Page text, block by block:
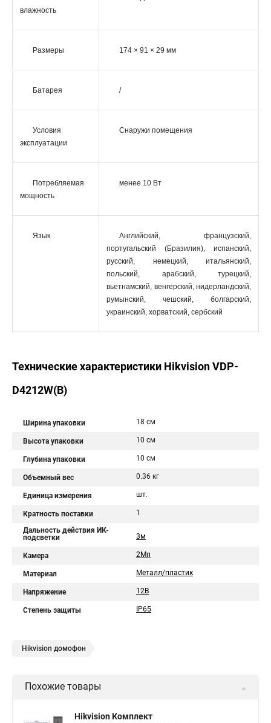
влажность
Размеры 174 × 91 × 29 мм
Батарея /
Условия
эксплуатации
Снаружи помещения
Потребляемая
мощность
менее 10 Вт
Язык
Английский, французский,
португальский (Бразилия), испанский,
русский, немецкий, итальянский,
польский, арабский, турецкий,
вьетнамский, венгерский, нидерландский,
румынский, чешский, болгарский,
украинский, хорватский, сербский
Технические характеристики Hikvision VDP-
D4212W(B)
Ширина упаковки 18 см
Высота упаковки 10 см
Глубина упаковки 10 см
Объемный вес 0.36 кг
Единица измерения шт.
Кратность поставки 1
Дальность действия ИК-
подсветки
3м
Камера 2Мп
Материал Металл/пластик
Напряжение 12В
Степень защиты IP65
Hikvision домофон
Похожие товары
Hikvision Комплект